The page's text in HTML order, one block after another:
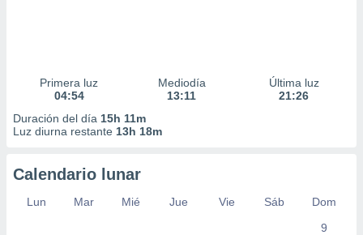
Primera luz
04:54
Mediodía
13:11
Última luz
21:26
Duración del día 15h 11m
Luz diurna restante 13h 18m
Calendario lunar
Lun Mar Mié Jue Vie Sáb
Dom
9